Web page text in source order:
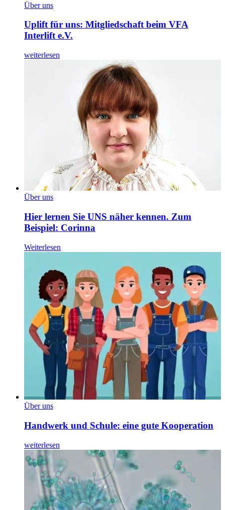
Über uns
Uplift für uns: Mitgliedschaft beim VFA
Interlift e.V.
weiterlesen
Über uns
Hier lernen Sie UNS näher kennen. Zum
Beispiel: Corinna
Weiterlesen
Über uns
Handwerk und Schule: eine gute Kooperation
weiterlesen